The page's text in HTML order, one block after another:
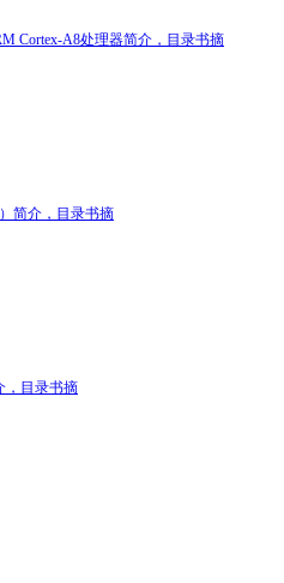
Cortex-A8处理器简介，目录书摘
简介，目录书摘
，目录书摘